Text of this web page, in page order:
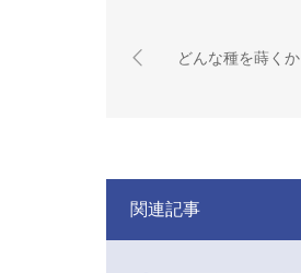
どんな種を蒔くか
関連記事